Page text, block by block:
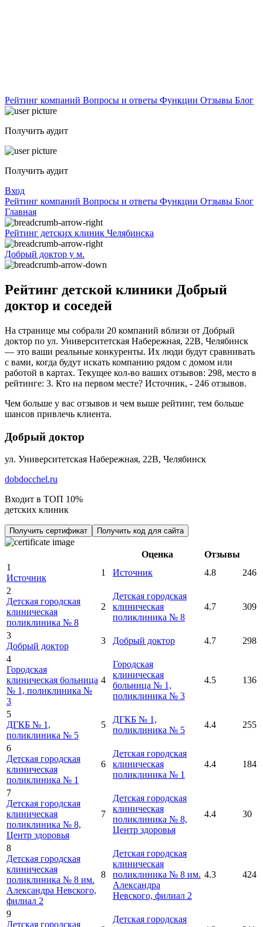
Рейтинг компаний Вопросы и ответы Функции Отзывы Блог
Получить аудит
Получить аудит
Вход
Рейтинг компаний Вопросы и ответы Функции Отзывы Блог
Главная
Рейтинг детских клиник Челябинска
Добрый доктор у м.
Рейтинг детской клиники Добрый
доктор и соседей
На странице мы собрали 20 компаний вблизи от Добрый
доктор по ул. Университетская Набережная, 22В, Челябинск
— это ваши реальные конкуренты. Их люди будут сравнивать
с вами, когда будут искать компанию рядом с домом или
работой в картах. Текущее кол-во ваших отзывов: 298, место в
рейтинге: 3. Кто на первом месте? Источник, - 246 отзывов.
Чем больше у вас отзывов и чем выше рейтинг, тем больше
шансов привлечь клиента.
Добрый доктор
ул. Университетская Набережная, 22В, Челябинск
dobdocchel.ru
Входит в ТОП 10%
детских клиник
Получить сертификат Получить код для сайта
Оценка
Отзывы
1
Источник
1 Источник 4.8
246
2
Детская городская
клиническая
поликлиника № 8
2
Детская городская
клиническая
поликлиника № 8
4.7 309
3
Добрый доктор
3 Добрый доктор 4.7
298
4
Городская
клиническая больница
№ 1, поликлиника №
3
4
Городская
клиническая
больница № 1,
поликлиника № 3
4.5 136
5
ДГКБ № 1,
поликлиника № 5
5
ДГКБ № 1,
поликлиника № 5
4.4 255
6
Детская городская
клиническая
поликлиника № 1
6
Детская городская
клиническая
поликлиника № 1
4.4 184
7
Детская городская
клиническая
поликлиника № 8,
Центр здоровья
7
Детская городская
клиническая
поликлиника № 8,
Центр здоровья
4.4 30
8
Детская городская
клиническая
поликлиника № 8 им.
Александра Невского,
филиал 2
8
Детская городская
клиническая
поликлиника № 8 им.
Александра
Невского, филиал 2
4.3 424
9
Детская городская
Детская городская